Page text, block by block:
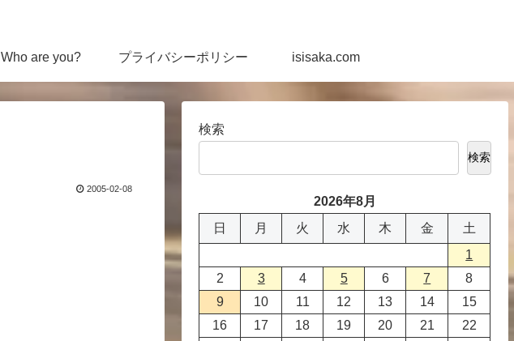
Who are you? プライバシーポリシー isisaka.com
2005-02-08
検索
検索
2026年8月
日
月 火 水 木 金
土
1
2
3 4 5 6 7
8
9
10 11 12 13 14
15
16
17 18 19 20 21
22